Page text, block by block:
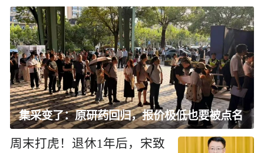
集采变了：原研药回归，报价极低也要被点名
周末打虎！退休1年后，宋致